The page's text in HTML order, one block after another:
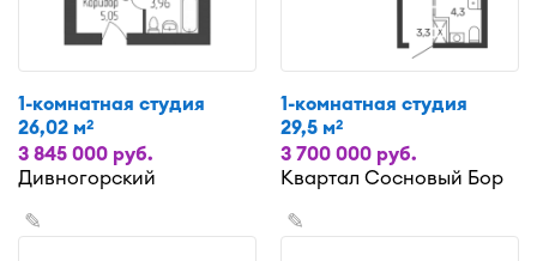
1-комнатная студия
26,02 м2
3 845 000 руб.
Дивногорский
1-комнатная студия
29,5 м2
3 700 000 руб.
Квартал Сосновый Бор
✎ ✎